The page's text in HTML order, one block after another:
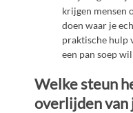
krijgen mensen
doen waar je
praktische hulp
een pan soep
Welke steun
overlijden van